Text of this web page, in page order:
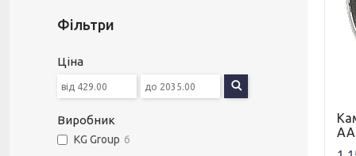
Фільтри
Ціна
Виробник
KG Group 6